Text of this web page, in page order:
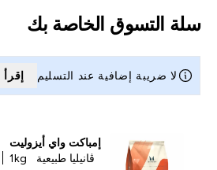
سلة التسوق الخاصة بك
لا ضريبة إضافية عند التسليم
إمباكت واي أيزوليت
ڤانيليا طبيعية
1kg